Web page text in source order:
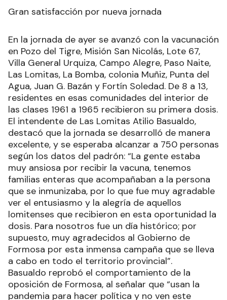
Gran satisfacción por nueva jornada
En la jornada de ayer se avanzó con la vacunación
en Pozo del Tigre, Misión San Nicolás, Lote 67,
Villa General Urquiza, Campo Alegre, Paso Naite,
Las Lomitas, La Bomba, colonia Muñiz, Punta del
Agua, Juan G. Bazán y Fortín Soledad. De 8 a 13,
residentes en esas comunidades del interior de
las clases 1961 a 1965 recibieron su primera dosis.
El intendente de Las Lomitas Atilio Basualdo,
destacó que la jornada se desarrolló de manera
excelente, y se esperaba alcanzar a 750 personas
según los datos del padrón: “La gente estaba
muy ansiosa por recibir la vacuna, tenemos
familias enteras que acompañaban a la persona
que se inmunizaba, por lo que fue muy agradable
ver el entusiasmo y la alegría de aquellos
lomitenses que recibieron en esta oportunidad la
dosis. Para nosotros fue un día histórico; por
supuesto, muy agradecidos al Gobierno de
Formosa por esta inmensa campaña que se lleva
a cabo en todo el territorio provincial”.
Basualdo reprobó el comportamiento de la
oposición de Formosa, al señalar que “usan la
pandemia para hacer política y no ven este